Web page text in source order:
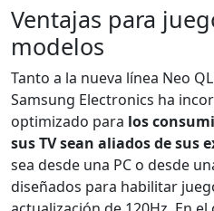
Ventajas para
modelos
Tanto a la nueva línea Neo
Samsung Electronics ha
optimizado para los
sus TV sean aliados de sus
sea desde una PC o desde
diseñados para habilitar